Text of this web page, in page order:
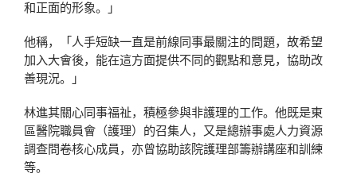
和正面的形象。」
他稱，「人手短缺一直是前線同事最關注的問題，故希望
加入大會後，能在這方面提供不同的觀點和意見，協助改
善現況。」
林進其關心同事福祉，積極參與非護理的工作。他既是東
區醫院職員會（護理）的召集人，又是總辦事處人力資源
調查問卷核心成員，亦曾協助該院護理部籌辦講座和訓練
等。